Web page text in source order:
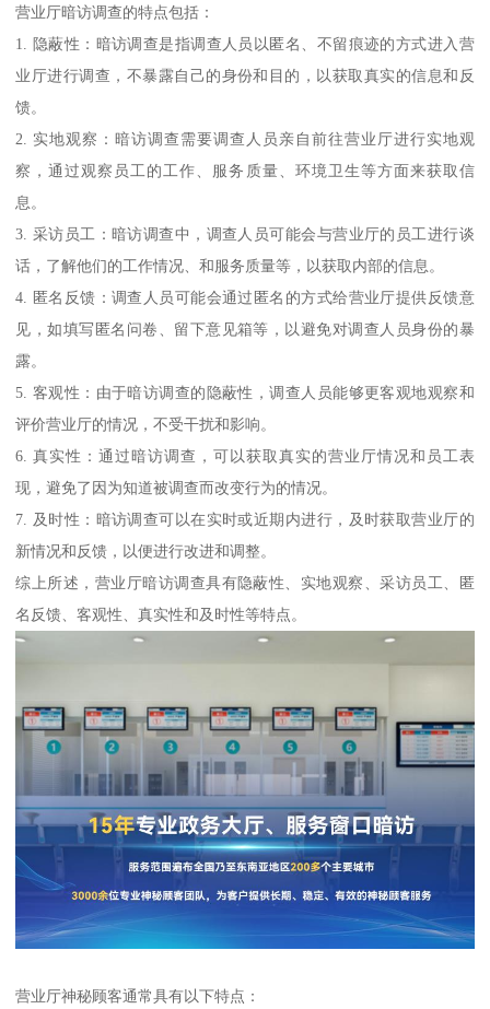
营业厅暗访调查的特点包括：
1. 隐蔽性：暗访调查是指调查人员以匿名、不留痕迹的方式进入营
业厅进行调查，不暴露自己的身份和目的，以获取真实的信息和反
馈。
2. 实地观察：暗访调查需要调查人员亲自前往营业厅进行实地观
察，通过观察员工的工作、服务质量、环境卫生等方面来获取信
息。
3. 采访员工：暗访调查中，调查人员可能会与营业厅的员工进行谈
话，了解他们的工作情况、和服务质量等，以获取内部的信息。
4. 匿名反馈：调查人员可能会通过匿名的方式给营业厅提供反馈意
见，如填写匿名问卷、留下意见箱等，以避免对调查人员身份的暴
露。
5. 客观性：由于暗访调查的隐蔽性，调查人员能够更客观地观察和
评价营业厅的情况，不受干扰和影响。
6. 真实性：通过暗访调查，可以获取真实的营业厅情况和员工表
现，避免了因为知道被调查而改变行为的情况。
7. 及时性：暗访调查可以在实时或近期内进行，及时获取营业厅的
新情况和反馈，以便进行改进和调整。
综上所述，营业厅暗访调查具有隐蔽性、实地观察、采访员工、匿
名反馈、客观性、真实性和及时性等特点。
营业厅神秘顾客通常具有以下特点：